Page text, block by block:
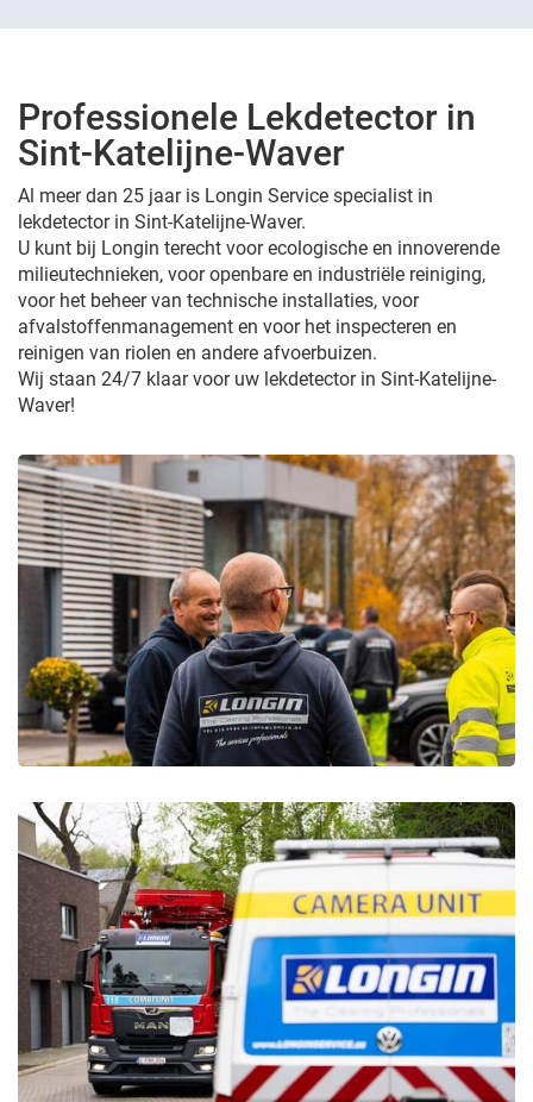
Professionele Lekdetector in
Sint-Katelijne-Waver
Al meer dan 25 jaar is Longin Service specialist in
lekdetector in Sint-Katelijne-Waver.
U kunt bij Longin terecht voor ecologische en innoverende
milieutechnieken, voor openbare en industriële reiniging,
voor het beheer van technische installaties, voor
afvalstoffenmanagement en voor het inspecteren en
reinigen van riolen en andere afvoerbuizen.
Wij staan 24/7 klaar voor uw lekdetector in Sint-Katelijne-
Waver!